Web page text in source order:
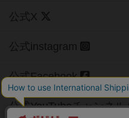
公式X
公式instagram
公式Facebook
公式YouTubeチャンネル